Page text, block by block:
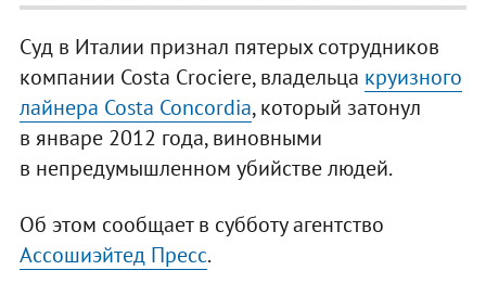
Суд в Италии признал пятерых сотрудников
компании Costa Crociere, владельца круизного
лайнера Costa Concordia, который затонул
в январе 2012 года, виновными
в непредумышленном убийстве людей.
Об этом сообщает в субботу агентство
Ассошиэйтед Пресс.